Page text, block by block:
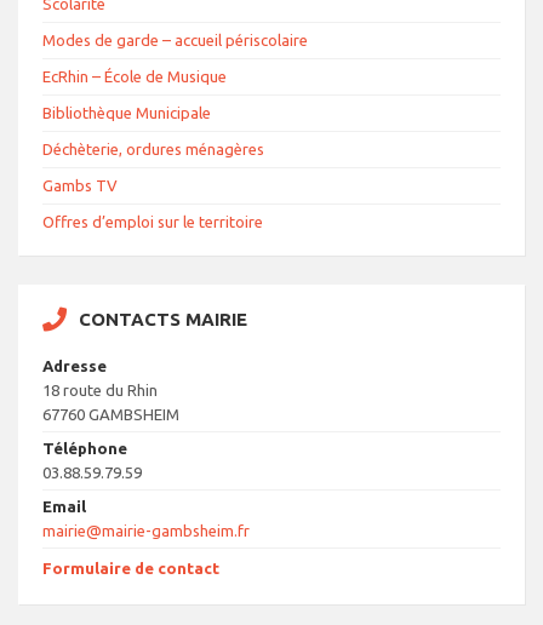
Scolarité
Modes de garde – accueil périscolaire
EcRhin – École de Musique
Bibliothèque Municipale
Déchèterie, ordures ménagères
Gambs TV
Offres d’emploi sur le territoire
CONTACTS MAIRIE
Adresse
18 route du Rhin
67760 GAMBSHEIM
Téléphone
03.88.59.79.59
Email
mairie@mairie-gambsheim.fr
Formulaire de contact